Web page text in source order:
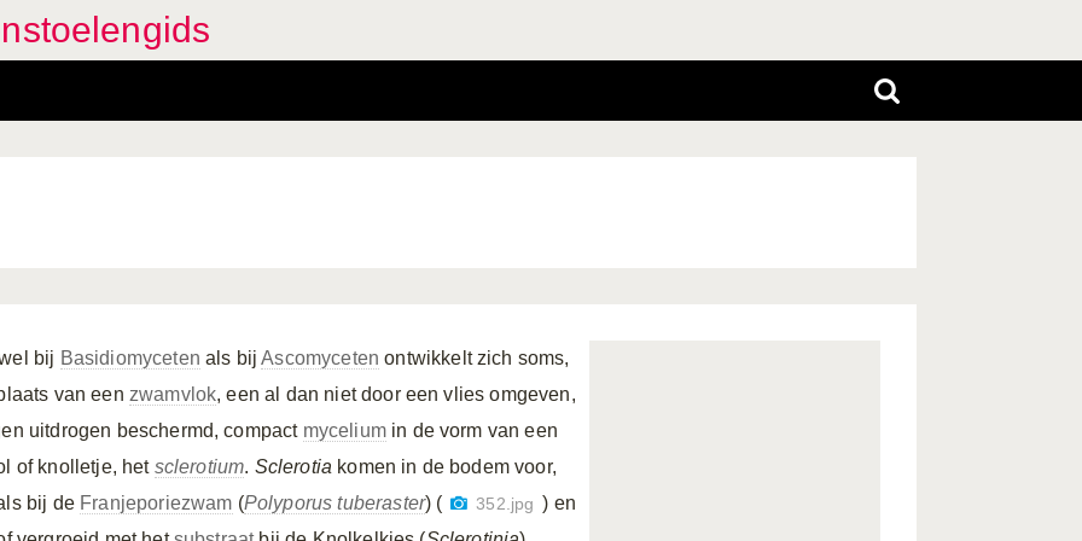
bij Basidiomyceten als bijAscomyceten ontwikkelt zich soms,
van een zwamvlok, een al dan niet door een vlies omgeven,
uitdrogen beschermd, compact myceliumin de vorm van een
of knolletje, het sclerotium. Sclerotia komen in de bodem voor,
bij de Franjeporiezwam (Polyporus tuberaster) ( 352.jpg ) en